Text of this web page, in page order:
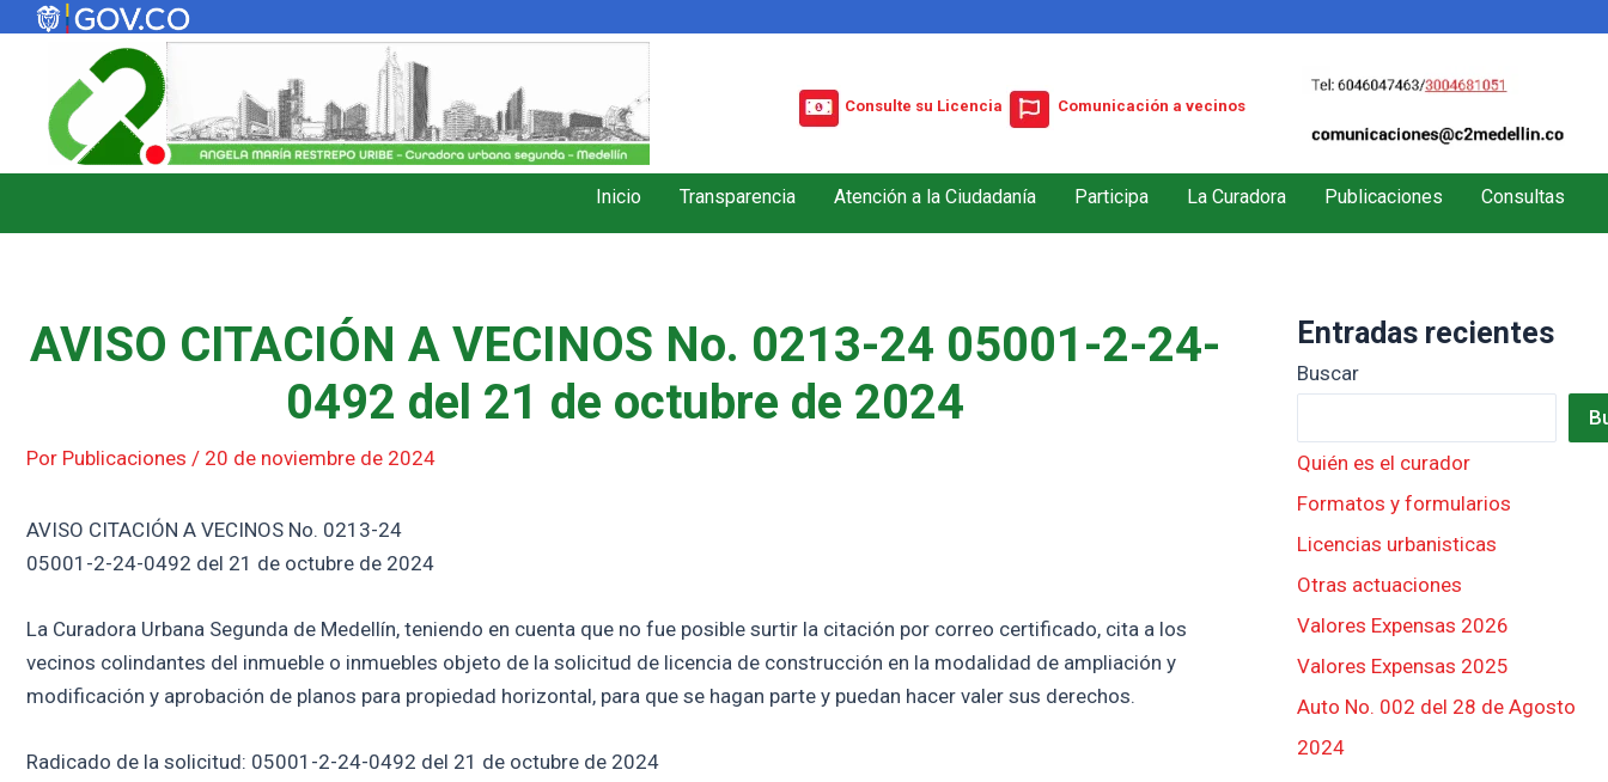
contenido
Consulte su Licencia Comunicación a vecinos
Inicio Transparencia Atención a la Ciudadanía Participa La Curadora Publicaciones Consultas
AVISO CITACIÓN A VECINOS No. 0213-24 05001-2-24-
0492 del 21 de octubre de 2024
Por Publicaciones / 20 de noviembre de 2024
AVISO CITACIÓN A VECINOS No. 0213-24
05001-2-24-0492 del 21 de octubre de 2024
La Curadora Urbana Segunda de Medellín, teniendo en cuenta que no fue posible surtir la citación por correo certificado, cita a los
vecinos colindantes del inmueble o inmuebles objeto de la solicitud de licencia de construcción en la modalidad de ampliación y
modificación y aprobación de planos para propiedad horizontal, para que se hagan parte y puedan hacer valer sus derechos.
Radicado de la solicitud: 05001-2-24-0492 del 21 de octubre de 2024
Entradas recientes
Buscar
Quién es el curador
Formatos y formularios
Licencias urbanisticas
Otras actuaciones
Valores Expensas 2026
Valores Expensas 2025
Auto No. 002 del 28 de Agosto
2024